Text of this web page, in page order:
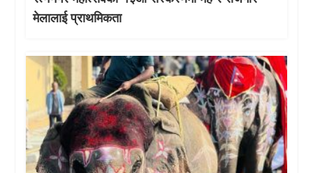
मेलालाई प्राथमिकता